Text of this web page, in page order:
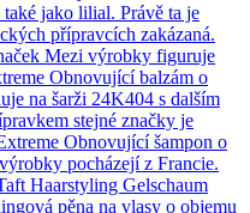
jako lilial. Právě ta je
přípravcích zakázaná.
Mezi výrobky figuruje
Obnovující balzám o
na šarži 24K404 s dalším
stejné značky je
Obnovující šampon o
pocházejí z Francie.
Haarstyling Gelschaum
pěna na vlasy o objemu